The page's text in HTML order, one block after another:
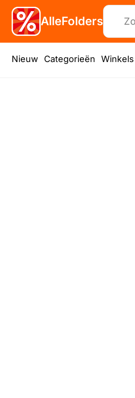
AlleFolders
Nieuw Categorieën Winkels